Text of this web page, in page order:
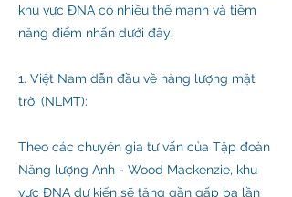
khu vực ĐNA có nhiều thế mạnh và tiềm
năng điểm nhấn dưới đây:
1. Việt Nam dẫn đầu về năng lượng mặt
trời (NLMT):
Theo các chuyên gia tư vấn của Tập đoàn
Năng lượng Anh - Wood Mackenzie, khu
vực ĐNA dự kiến ​​sẽ tăng gần gấp ba lần